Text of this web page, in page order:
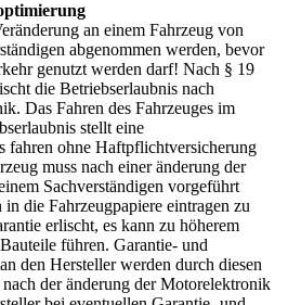
an einem Fahrzeug von
abgenommen werden, bevor
genutzt werden darf! Nach § 19
die Betriebserlaubnis nach
Das Fahren des Fahrzeuges im
stellt eine
fahren ohne Haftpflichtversicherung
muss nach einer änderung der
Sachverständigen vorgeführt
die Fahrzeugpapiere eintragen zu
erlischt, es kann zu höherem
führen. Garantie- und
den Hersteller werden durch diesen
der änderung der Motorelektronik